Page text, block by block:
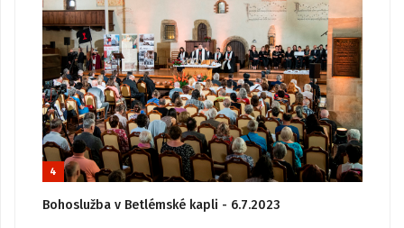
4
Bohoslužba v Betlémské kapli - 6.7.2023